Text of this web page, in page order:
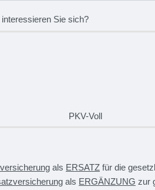
Sie sich?
PKV-Voll
als ERSATZ für die
als ERGÄNZUNG zur